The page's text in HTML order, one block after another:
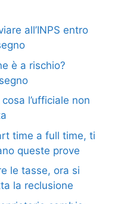
all’INPS entro
è a rischio?
l’ufficiale non
time a full time, ti
queste prove
le tasse, ora si
la reclusione